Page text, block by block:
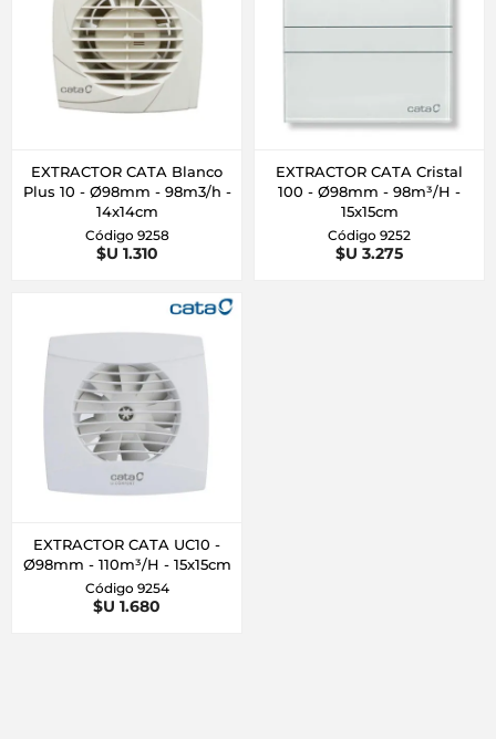
EXTRACTOR CATA Blanco
Plus 10 - Ø98mm - 98m3/h -
14x14cm
Código 9258
$U 1.310
EXTRACTOR CATA Cristal
100 - Ø98mm - 98m³/H -
15x15cm
Código 9252
$U 3.275
EXTRACTOR CATA UC10 -
Ø98mm - 110m³/H - 15x15cm
Código 9254
$U 1.680